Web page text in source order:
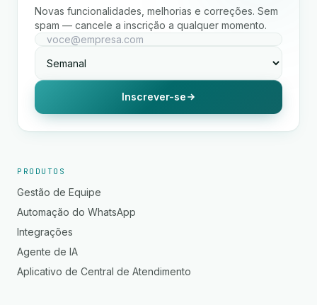
Novas funcionalidades, melhorias e correções. Sem
spam — cancele a inscrição a qualquer momento.
Inscrever-se
PRODUTOS
Gestão de Equipe
Automação do WhatsApp
Integrações
Agente de IA
Aplicativo de Central de Atendimento